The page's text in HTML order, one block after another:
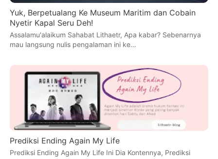
Yuk, Berpetualang Ke Museum Maritim dan Cobain
Nyetir Kapal Seru Deh!
Assalamu'alaikum Sahabat Lithaetr, Apa kabar? Sebenarnya
mau langsung nulis pengalaman ini ke…
Prediksi Ending Again My Life
Prediksi Ending Again My Life Ini Dia Kontennya, Prediksi